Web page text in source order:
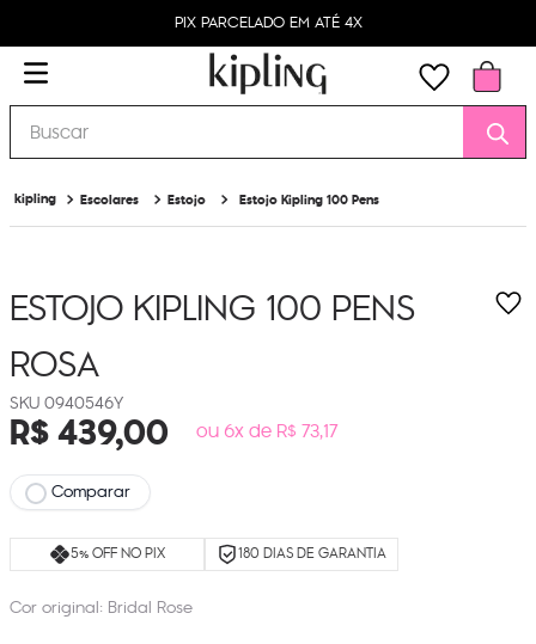
PIX PARCELADO EM ATÉ 4X
Buscar
Escolares Estojo Estojo Kipling 100 Pens
ESTOJO KIPLING 100 PENS
ROSA
0940546Y
R$439,00 ou 6x de R$ 73,17
Comparar
5% OFF NO PIX 180 DIAS DE GARANTIA
Cor original: Bridal Rose